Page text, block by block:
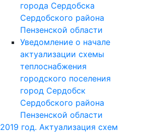
города Сердобска
Сердобского района
Пензенской области
Уведомление о начале
актуализации схемы
теплоснабжения
городского поселения
город Сердобск
Сердобского района
Пензенской области
2019 год. Актуализация схем